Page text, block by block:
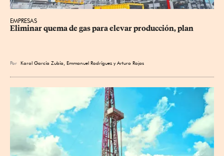
EMPRESAS
Eliminar quema de gas para elevar producción, plan
Por Karol García Zubía Emmanuel Rodríguez yArturo Rojas